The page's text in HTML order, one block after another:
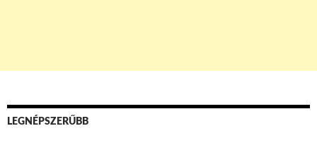
LEGNÉPSZERŰBB